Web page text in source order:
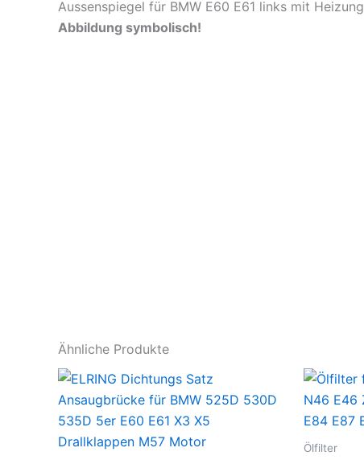
Aussenspiegel für BMW E60 E61 links mit Heizung
Abbildung symbolisch!
Ähnliche Produkte
Ölfilter